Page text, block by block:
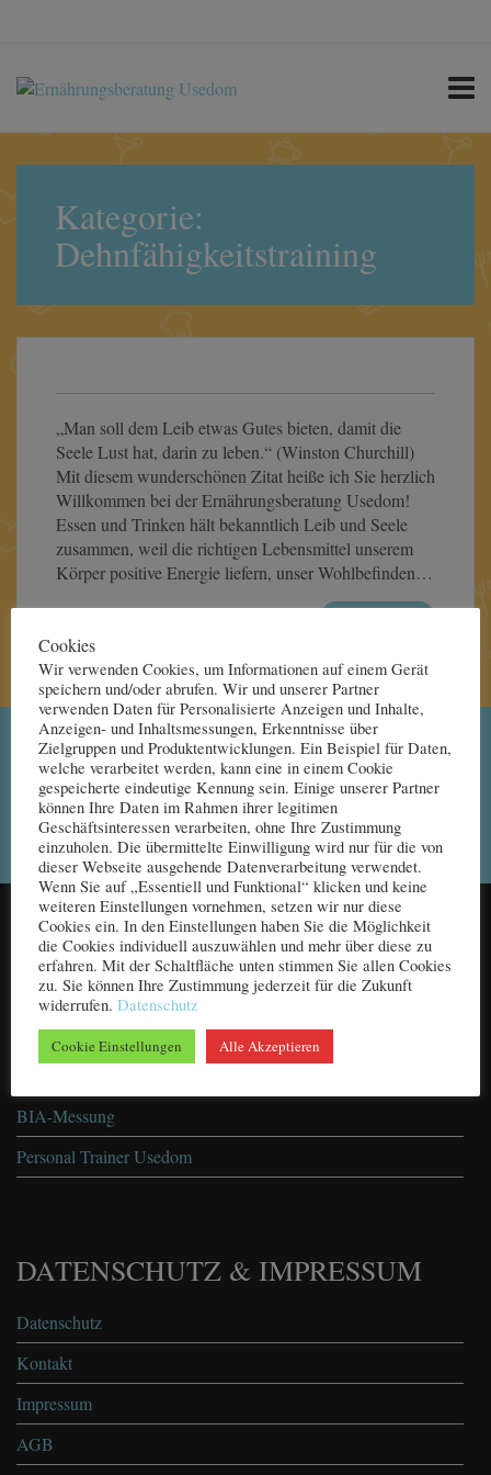
Kategorie:
Dehnfähigkeitstraining
„Man soll dem Leib etwas Gutes bieten, damit die
Seele Lust hat, darin zu leben.“ (Winston Churchill)
Mit diesem wunderschönen Zitat heiße ich Sie herzlich
Willkommen bei der Ernährungsberatung Usedom!
Essen und Trinken hält bekanntlich Leib und Seele
zusammen, weil die richtigen Lebensmittel unserem
Körper positive Energie liefern, unser Wohlbefinden…
Terminvereinbarungen ab 14:00 Uhr
Rufen Sie mich an ...
MENU
über mich
BIA-Messung
Personal Trainer Usedom
DATENSCHUTZ & IMPRESSUM
Datenschutz
Kontakt
Impressum
AGB
Cookies
Wir verwenden Cookies, um Informationen auf einem Gerät
speichern und/oder abrufen. Wir und unserer Partner
verwenden Daten für Personalisierte Anzeigen und Inhalte,
Anzeigen- und Inhaltsmessungen, Erkenntnisse über
Zielgruppen und Produktentwicklungen. Ein Beispiel für Daten,
welche verarbeitet werden, kann eine in einem Cookie
gespeicherte eindeutige Kennung sein. Einige unserer Partner
können Ihre Daten im Rahmen ihrer legitimen
Geschäftsinteressen verarbeiten, ohne Ihre Zustimmung
einzuholen. Die übermittelte Einwilligung wird nur für die von
dieser Webseite ausgehende Datenverarbeitung verwendet.
Wenn Sie auf „Essentiell und Funktional“ klicken und keine
weiteren Einstellungen vornehmen, setzen wir nur diese
Cookies ein. In den Einstellungen haben Sie die Möglichkeit
die Cookies individuell auszuwählen und mehr über diese zu
erfahren. Mit der Schaltfläche unten stimmen Sie allen Cookies
zu. Sie können Ihre Zustimmung jederzeit für die Zukunft
widerrufen. Datenschutz
Cookie Einstellungen Alle Akzeptieren